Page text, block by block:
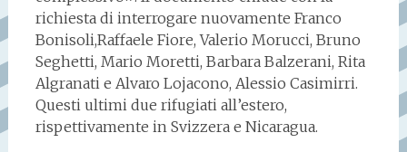
richiesta di interrogare nuovamente Franco
Bonisoli,Raffaele Fiore, Valerio Morucci, Bruno
Seghetti, Mario Moretti, Barbara Balzerani, Rita
Algranati e Alvaro Lojacono, Alessio Casimirri.
Questi ultimi due rifugiati all’estero,
rispettivamente in Svizzera e Nicaragua.